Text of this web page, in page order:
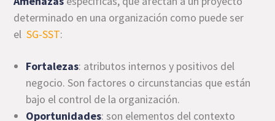
determinado en una organización como puede ser
elSG-SST:
Fortalezas: atributos internos y positivos del
negocio. Son factores o circunstancias que están
bajo el control de la organización.
Oportunidades: son elementos del contexto